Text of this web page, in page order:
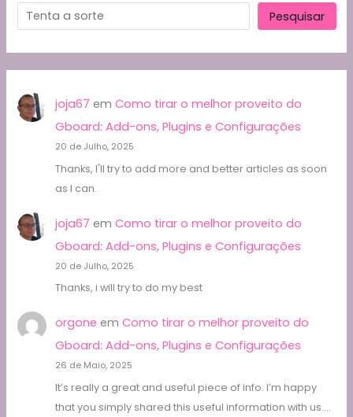
Pesquisar
joja67 em Como tirar o melhor proveito do
Gboard: Add-ons, Plugins e Configurações
20 de Julho, 2025
Thanks, I'll try to add more and better articles as soon
as I can.
joja67 em Como tirar o melhor proveito do
Gboard: Add-ons, Plugins e Configurações
20 de Julho, 2025
Thanks, i will try to do my best
orgone em Como tirar o melhor proveito do
Gboard: Add-ons, Plugins e Configurações
26 de Maio, 2025
It’s really a great and useful piece of info. I’m happy
that you simply shared this useful information with us.…